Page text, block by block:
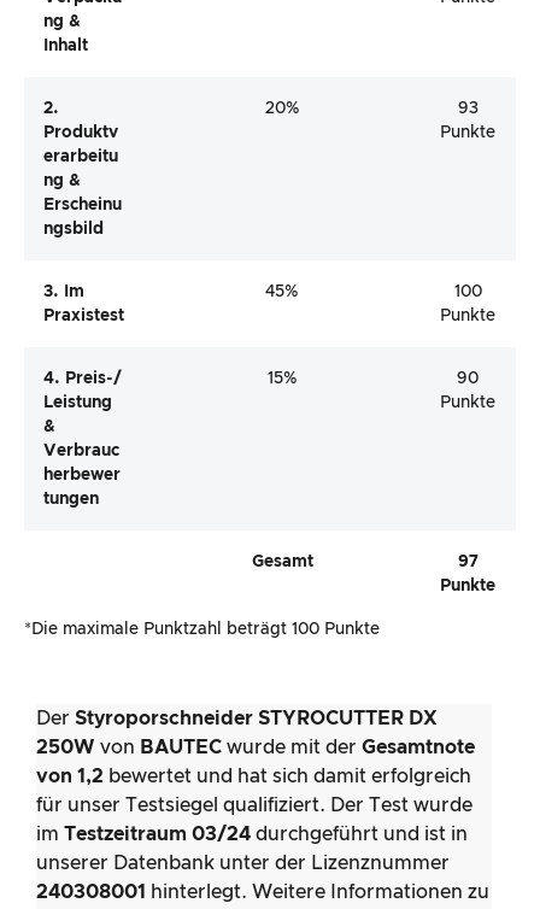
Ng &
Inhalt
2.
Produktv
Erarbeitu
Ng &
Erscheinu
Ngsbild
20%
93
Punkte
3. Im
Praxistest
45%
100
Punkte
4. Preis-/
Leistung
&
Verbrauc
Herbewer
Tungen
15%
90
Punkte
Gesamt
97
Punkte
*Die maximale Punktzahl beträgt 100 Punkte
Der Styroporschneider STYROCUTTER DX
250W von BAUTEC wurde mit der Gesamtnote
von 1,2 bewertet und hat sich damit erfolgreich
für unser Testsiegel qualifiziert. Der Test wurde
im Testzeitraum 03/24 durchgeführt und ist in
unserer Datenbank unter der Lizenznummer
240308001 hinterlegt. Weitere Informationen zu